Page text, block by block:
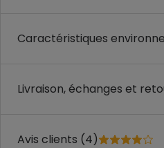
Caractéristiques
Livraison, échanges et
Avis clients (4)